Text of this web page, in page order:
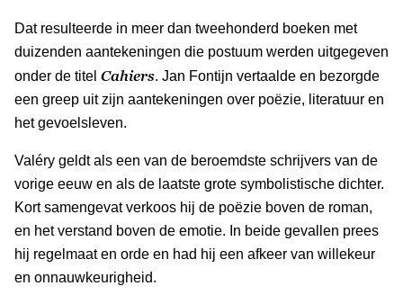
Dat resulteerde in meer dan tweehonderd boeken met
duizenden aantekeningen die postuum werden uitgegeven
onder de titel Cahiers. Jan Fontijn vertaalde en bezorgde
een greep uit zijn aantekeningen over poëzie, literatuur en
het gevoelsleven.
Valéry geldt als een van de beroemdste schrijvers van de
vorige eeuw en als de laatste grote symbolistische dichter.
Kort samengevat verkoos hij de poëzie boven de roman,
en het verstand boven de emotie. In beide gevallen prees
hij regelmaat en orde en had hij een afkeer van willekeur
en onnauwkeurigheid.